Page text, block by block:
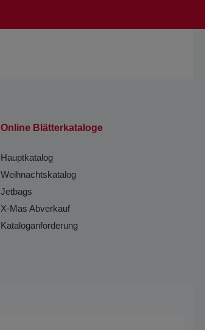
Online Blätterkataloge
Hauptkatalog
Weihnachtskatalog
Jetbags
X-Mas Abverkauf
Kataloganforderung